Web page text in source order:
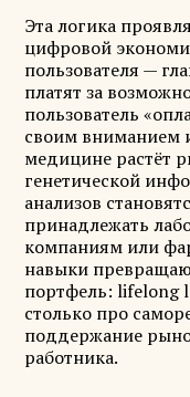
Эта логика
цифровой
пользователя —
платят за
пользователь
своим вниманием
медицине растёт
генетической
анализов
принадлежать
компаниям или
навыки
портфель: lifelong
столько про
поддержание
работника.